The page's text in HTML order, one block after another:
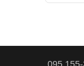
095